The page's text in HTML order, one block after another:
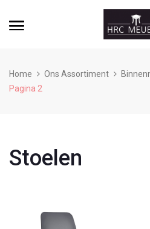
Home Ons Assortiment
Pagina 2
Stoelen